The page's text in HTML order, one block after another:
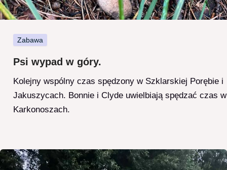
Zabawa
Psi wypad w góry.
Kolejny wspólny czas spędzony w Szklarskiej Porębie i
Jakuszycach. Bonnie i Clyde uwielbiają spędzać czas w
Karkonoszach.